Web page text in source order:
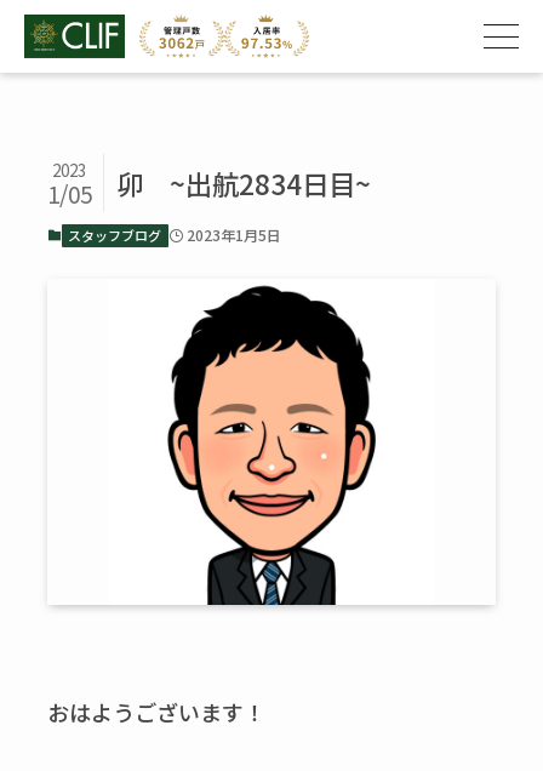
卯 ~出航2834日目~
2023
1/05
スタッフブログ 2023年1月5日
おはようございます！